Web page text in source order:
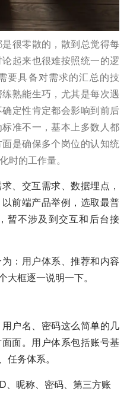
很零散的，散到总觉得每
起来也很难按照统一的逻
要具备对需求的汇总的技
熟能生巧，尤其是每次遇
定性肯定都会影响到前后
准不一，基本上多数人都
是确保多个岗位的认知统
时的工作量。
、交互需求、数据埋点，
前端产品举例，选取最普
暂不涉及到交互和后台接
：用户体系、推荐和内容
大框逐一说明一下。
户名、密码这么简单的几
面。用户体系包括账号基
任务体系。
、昵称、密码、第三方账